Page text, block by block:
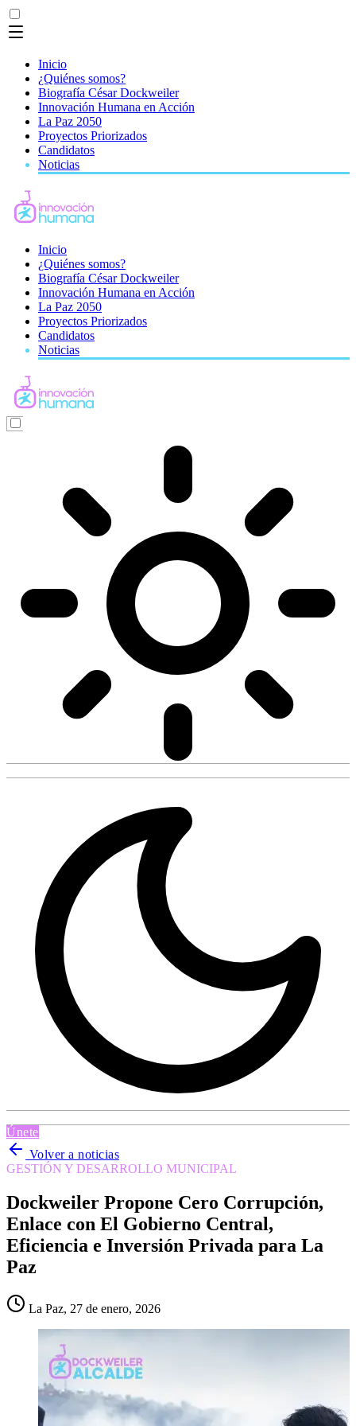
Inicio
¿Quiénes somos?
Biografía César Dockweiler
Innovación Humana en Acción
La Paz 2050
Proyectos Priorizados
Candidatos
Noticias
Inicio
¿Quiénes somos?
Biografía César Dockweiler
Innovación Humana en Acción
La Paz 2050
Proyectos Priorizados
Candidatos
Noticias
Únete
Volver a noticias
GESTIÓN Y DESARROLLO MUNICIPAL
Dockweiler Propone Cero Corrupción,
Enlace con El Gobierno Central,
Eficiencia e Inversión Privada para La
Paz
La Paz, 27 de enero, 2026